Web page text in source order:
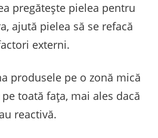
pregătește pielea pentru
ajută pielea să se refacă
externi.
produsele pe o zonă mică
toată fața, mai ales dacă
reactivă.